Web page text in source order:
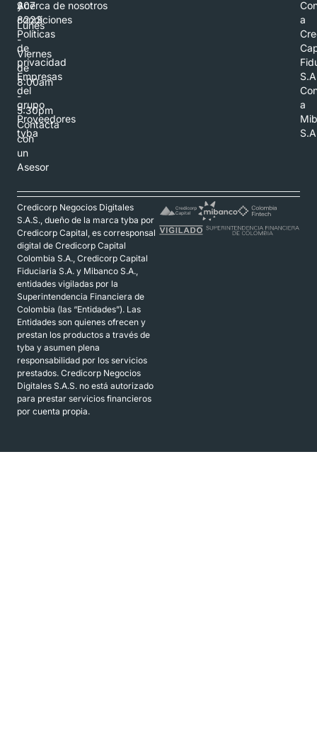
307
8223
Lunes
-
Viernes
de
8:00am
-
5:30pm
Contacta
con
un
Asesor
y
condiciones
Políticas
de
privacidad
Empresas
del
grupo
Proveedores
tyba
Acerca de nosotros
a
a
Credicorp Negocios Digitales
S.A.S., dueño de la marca tyba por
Credicorp Capital, es corresponsal
digital de Credicorp Capital
Colombia S.A., Credicorp Capital
Fiduciaria S.A. y Mibanco S.A.,
entidades vigiladas por la
Superintendencia Financiera de
Colombia (las “Entidades”). Las
Entidades son quienes ofrecen y
prestan los productos a través de
tyba y asumen plena
responsabilidad por los servicios
prestados. Credicorp Negocios
Digitales S.A.S. no está autorizado
para prestar servicios financieros
por cuenta propia.